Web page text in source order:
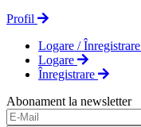
Profil
Logare / Înregistrare
Logare
Înregistrare
Abonament la newsletter